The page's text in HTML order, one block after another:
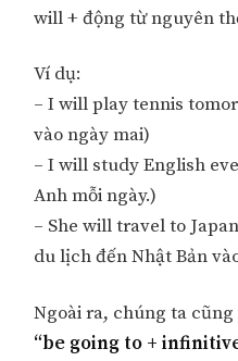
will + động từ nguyên
Ví dụ:
– I will play tennis
vào ngày mai)
– I will study English
Anh mỗi ngày.)
– She will travel to
du lịch đến Nhật Bản
Ngoài ra, chúng ta
“be going to +